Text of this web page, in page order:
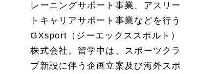
レーニングサポート事業、アスリー
トキャリアサポート事業などを行う
GXsport（ジーエックススポルト）
株式会社。留学中は、スポーツクラ
ブ新設に伴う企画立案及び海外スポ